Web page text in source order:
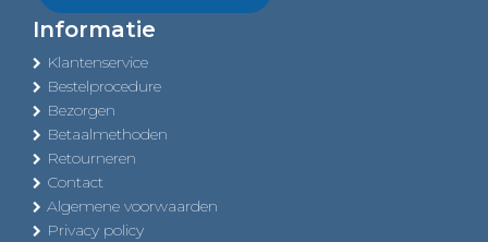
Informatie
Klantenservice
Bestelprocedure
Bezorgen
Betaalmethoden
Retourneren
Contact
Algemene voorwaarden
Privacy policy